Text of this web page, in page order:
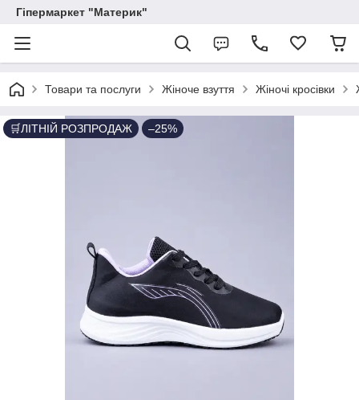
Гіпермаркет "Материк"
Товари та послуги Жіноче взуття Жіночі кросівки
🛒ЛІТНІЙ РОЗПРОДАЖ –25%